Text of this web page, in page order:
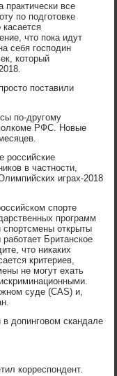
все
по подготовке
касается
что пока идут
себя господин
который
поставили
по-другому
РФС. Новые
российские
в частности,
играх-2018
спорте
программ
открыты
Британское
что никаких
критериев,
не могут ехать
суде (CAS) и,
допинговом скандале
корреспондент.